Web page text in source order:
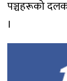
पञ्चहरूको
।